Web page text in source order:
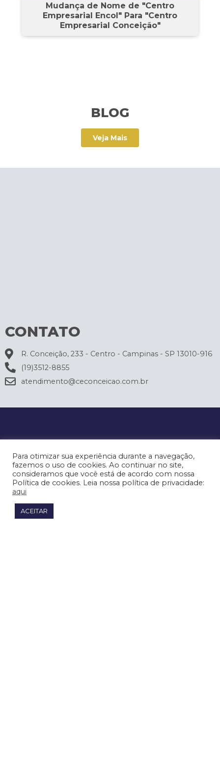
Mudança de Nome de "Centro
Empresarial Encol" Para "Centro
Empresarial Conceição"
BLOG
Veja Mais
CONTATO
R. Conceição, 233 - Centro - Campinas - SP 13010-916
(19)3512-8855
atendimento@ceconceicao.com.br
Para otimizar sua experiência durante a navegação,
fazemos o uso de cookies. Ao continuar no site,
consideramos que você está de acordo com nossa
Política de cookies. Leia nossa política de privacidade:
aqui
ACEITAR